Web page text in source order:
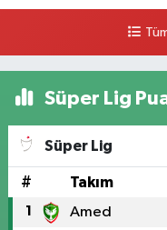
Süper Lig
Süper Lig
# Takım
1 Amed